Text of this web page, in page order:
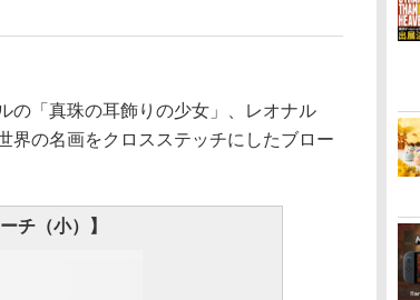
「真珠の耳飾りの少女」、レオナル
界の名画をクロスステッチにしたブロー
チ（小）】